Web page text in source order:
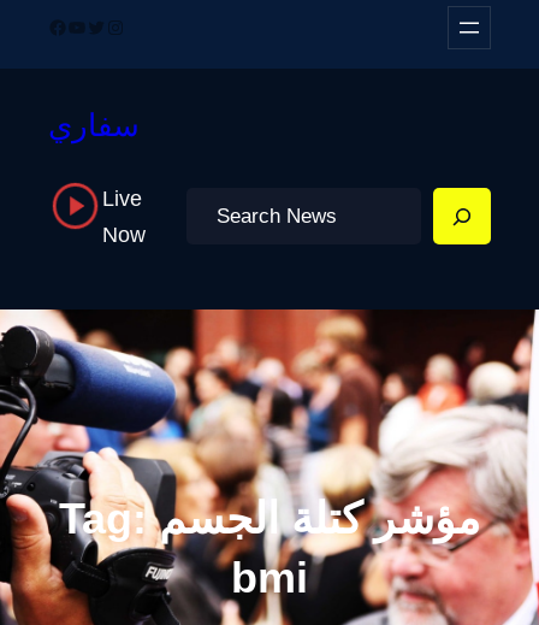
Facebook
YouTube
TwitterInstagram
سفاري
Live
Now
Search
Tag:مؤشر كتلة الجسم
bmi